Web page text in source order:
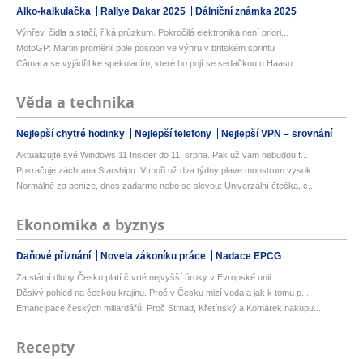
Alko-kalkulačka Rallye Dakar 2025 Dálniční známka 2025
Výhřev, čidla a stačí, říká průzkum. Pokročilá elektronika není priori...
MotoGP: Martin proměnil pole position ve výhru v britském sprintu
Câmara se vyjádřil ke spekulacím, které ho pojí se sedačkou u Haasu
Věda a technika
Nejlepší chytré hodinky Nejlepší telefony Nejlepší VPN – srovnání
Aktualizujte své Windows 11 Insider do 11. srpna. Pak už vám nebudou f...
Pokračuje záchrana Starshipu. V moři už dva týdny plave monstrum vysok...
Normálně za peníze, dnes zadarmo nebo se slevou: Univerzální čtečka, c...
Ekonomika a byznys
Daňové přiznání Novela zákoníku práce Nadace EPCG
Za státní dluhy Česko platí čtvrté nejvyšší úroky v Evropské unii
Děsivý pohled na českou krajinu. Proč v Česku mizí voda a jak k tomu p...
Emancipace českých miliardářů. Proč Strnad, Křetínský a Komárek nakupu...
Recepty